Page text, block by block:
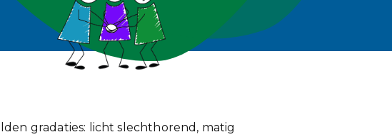
gradaties: licht slechthorend, matig